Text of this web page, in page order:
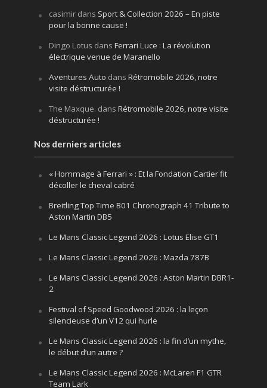
casimirdans Sport & Collection 2026 – En piste
pour la bonne cause !
Dingo Lotus dans Ferrari Luce : La révolution
électrique venue de Maranello
Aventures Auto dans Rétromobile 2026, notre
visite déstructurée !
The Maxque. dans Rétromobile 2026, notre visite
déstructurée !
Nos derniers articles
« Hommage à Ferrari » : Et la Fondation Cartier fit
décoller le cheval cabré
Breitling Top Time B01 Chronograph 41 Tribute to
Aston Martin DB5
Le Mans Classic Legend 2026 : Lotus Elise GT1
Le Mans Classic Legend 2026 : Mazda 787B
Le Mans Classic Legend 2026 : Aston Martin DBR1-
2
Festival of Speed Goodwood 2026 : la leçon
silencieuse d’un V12 qui hurle
Le Mans Classic Legend 2026 : la fin d’un mythe,
le début d’un autre ?
Le Mans Classic Legend 2026 : McLaren F1 GTR
Team Lark